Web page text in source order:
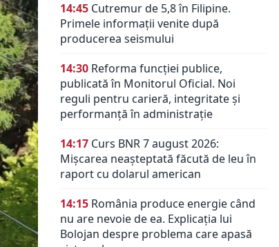
14:45 Cutremur de 5,8 în Filipine.
Primele informații venite după
producerea seismului
14:30 Reforma funcției publice,
publicată în Monitorul Oficial. Noi
reguli pentru carieră, integritate și
performanță în administrație
14:17 Curs BNR 7 august 2026:
Mișcarea neașteptată făcută de leu în
raport cu dolarul american
14:15 România produce energie când
nu are nevoie de ea. Explicația lui
Bolojan despre problema care apasă